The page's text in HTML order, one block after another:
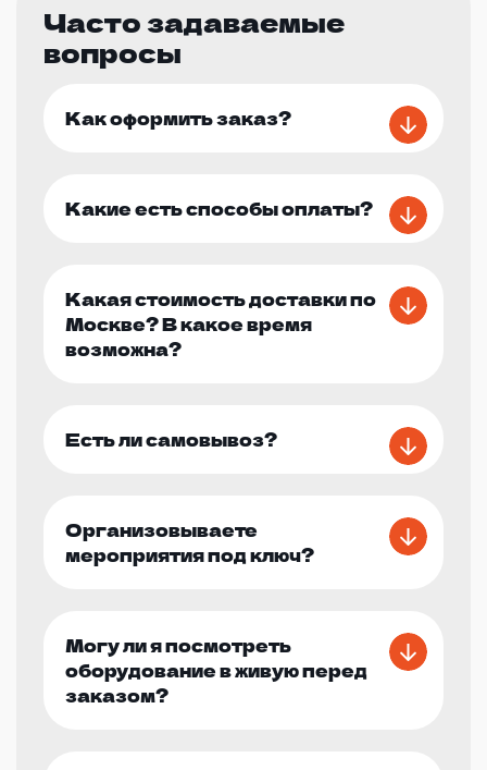
Часто задаваемые
вопросы
Как оформить заказ?
Какие есть способы оплаты?
Какая стоимость доставки по
Москве? В какое время
возможна?
Есть ли самовывоз?
Организовываете
мероприятия под ключ?
Могу ли я посмотреть
оборудование в живую перед
заказом?